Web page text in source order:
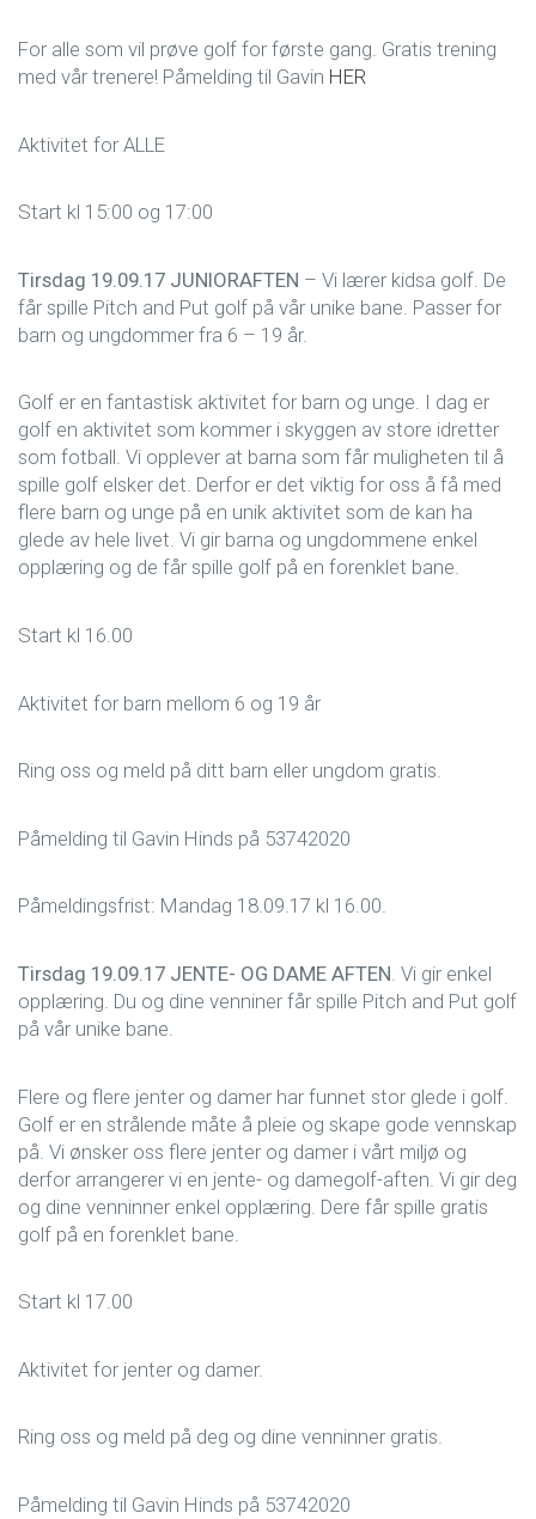
For alle som vil prøve golf for første gang. Gratis trening
med vår trenere! Påmelding til Gavin HER
Aktivitet for ALLE
Start kl 15:00 og 17:00
Tirsdag 19.09.17 JUNIORAFTEN – Vi lærer kidsa golf. De
får spille Pitch and Put golf på vår unike bane. Passer for
barn og ungdommer fra 6 – 19 år.
Golf er en fantastisk aktivitet for barn og unge. I dag er
golf en aktivitet som kommer i skyggen av store idretter
som fotball. Vi opplever at barna som får muligheten til å
spille golf elsker det. Derfor er det viktig for oss å få med
flere barn og unge på en unik aktivitet som de kan ha
glede av hele livet. Vi gir barna og ungdommene enkel
opplæring og de får spille golf på en forenklet bane.
Start kl 16.00
Aktivitet for barn mellom 6 og 19 år
Ring oss og meld på ditt barn eller ungdom gratis.
Påmelding til Gavin Hinds på 53742020
Påmeldingsfrist: Mandag 18.09.17 kl 16.00.
Tirsdag 19.09.17 JENTE- OG DAME AFTEN . Vi gir enkel
opplæring. Du og dine venniner får spille Pitch and Put golf
på vår unike bane.
Flere og flere jenter og damer har funnet stor glede i golf.
Golf er en strålende måte å pleie og skape gode vennskap
på. Vi ønsker oss flere jenter og damer i vårt miljø og
derfor arrangerer vi en jente- og damegolf-aften. Vi gir deg
og dine venninner enkel opplæring. Dere får spille gratis
golf på en forenklet bane.
Start kl 17.00
Aktivitet for jenter og damer.
Ring oss og meld på deg og dine venninner gratis.
Påmelding til Gavin Hinds på 53742020